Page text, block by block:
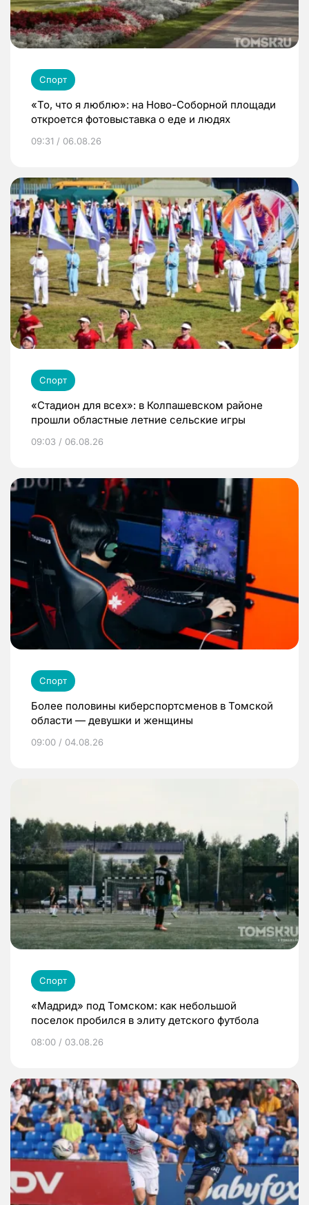
Спорт
«То, что я люблю»: на Ново-Соборной площади
откроется фотовыставка о еде и людях
09:31 / 06.08.26
Спорт
«Стадион для всех»: в Колпашевском районе
прошли областные летние сельские игры
09:03 / 06.08.26
Спорт
Более половины киберспортсменов в Томской
области — девушки и женщины
09:00 / 04.08.26
Спорт
«Мадрид» под Томском: как небольшой
поселок пробился в элиту детского футбола
08:00 / 03.08.26